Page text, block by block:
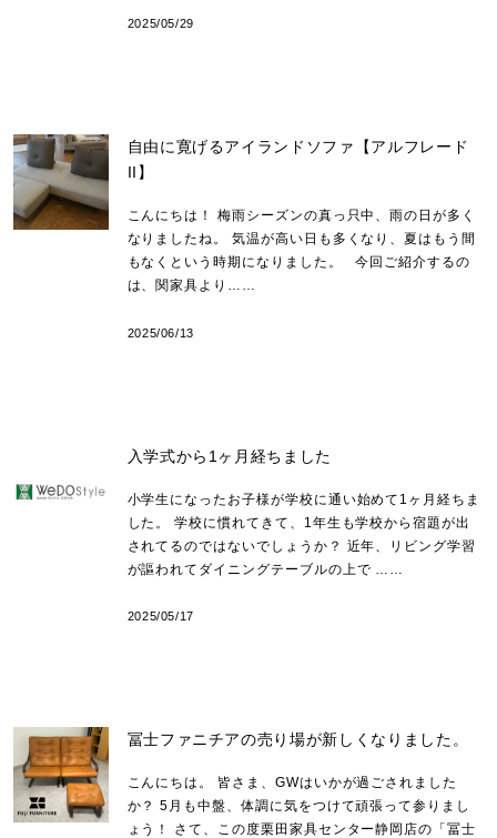
2025/05/29
自由に寛げるアイランドソファ【アルフレード
II】
こんにちは！ 梅雨シーズンの真っ只中、雨の日が多く
なりましたね。 気温が高い日も多くなり、夏はもう間
もなくという時期になりました。 今回ご紹介するの
は、関家具より……
2025/06/13
入学式から1ヶ月経ちました
小学生になったお子様が学校に通い始めて1ヶ月経ちま
した。 学校に慣れてきて、1年生も学校から宿題が出
されてるのではないでしょうか？ 近年、リビング学習
が謳われてダイニングテーブルの上で ……
2025/05/17
冨士ファニチアの売り場が新しくなりました。
こんにちは。 皆さま、GWはいかが過ごされました
か？ 5月も中盤、体調に気をつけて頑張って参りまし
ょう！ さて、この度栗田家具センター静岡店の「冨士